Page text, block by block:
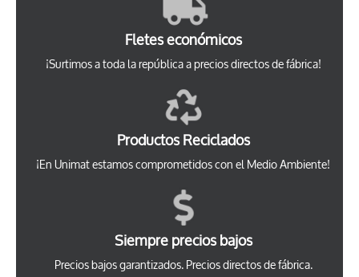
Fletes económicos
¡Surtimos a toda la república a precios directos de fábrica!
Productos Reciclados
¡En Unimat estamos comprometidos con el Medio Ambiente!
Siempre precios bajos
Precios bajos garantizados. Precios directos de fábrica.